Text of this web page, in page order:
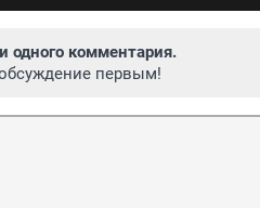
одного комментария.
первым!